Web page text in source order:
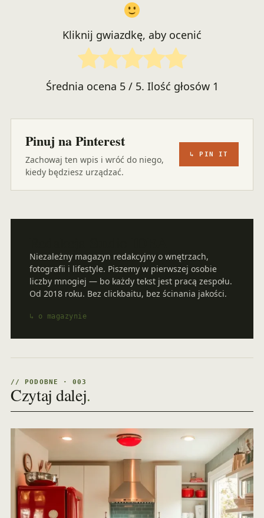
Kliknij gwiazdkę, aby ocenić
Średnia ocena 5/ 5. Ilość głosów 1
Pinuj na Pinterest
Zachowaj ten wpis i wróć do niego,
kiedy będziesz urządzać.
↳ PIN IT
Niezależny magazyn redakcyjny o wnętrzach,
fotografii i lifestyle. Piszemy w pierwszej osobie
liczby mnogiej — bo każdy tekst jest pracą zespołu.
Od 2018 roku. Bez clickbaitu, bez ścinania jakości.
↳ o magazynie
// PODOBNE · 003
Czytaj dalej.